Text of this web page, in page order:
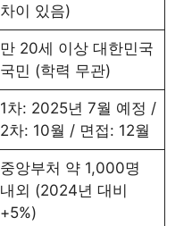
차이 있음)
만 20세 이상 대한민국
국민 (학력 무관)
1차: 2025년 7월 예정 /
2차: 10월 / 면접: 12월
중앙부처 약 1,000명
내외 (2024년 대비
+5%)